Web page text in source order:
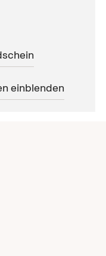
einblenden